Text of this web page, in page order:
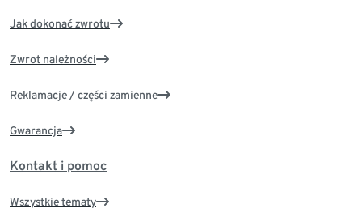
Jak dokonać zwrotu
Zwrot należności
Reklamacje / części zamienne
Gwarancja
Kontakt i pomoc
Wszystkie tematy